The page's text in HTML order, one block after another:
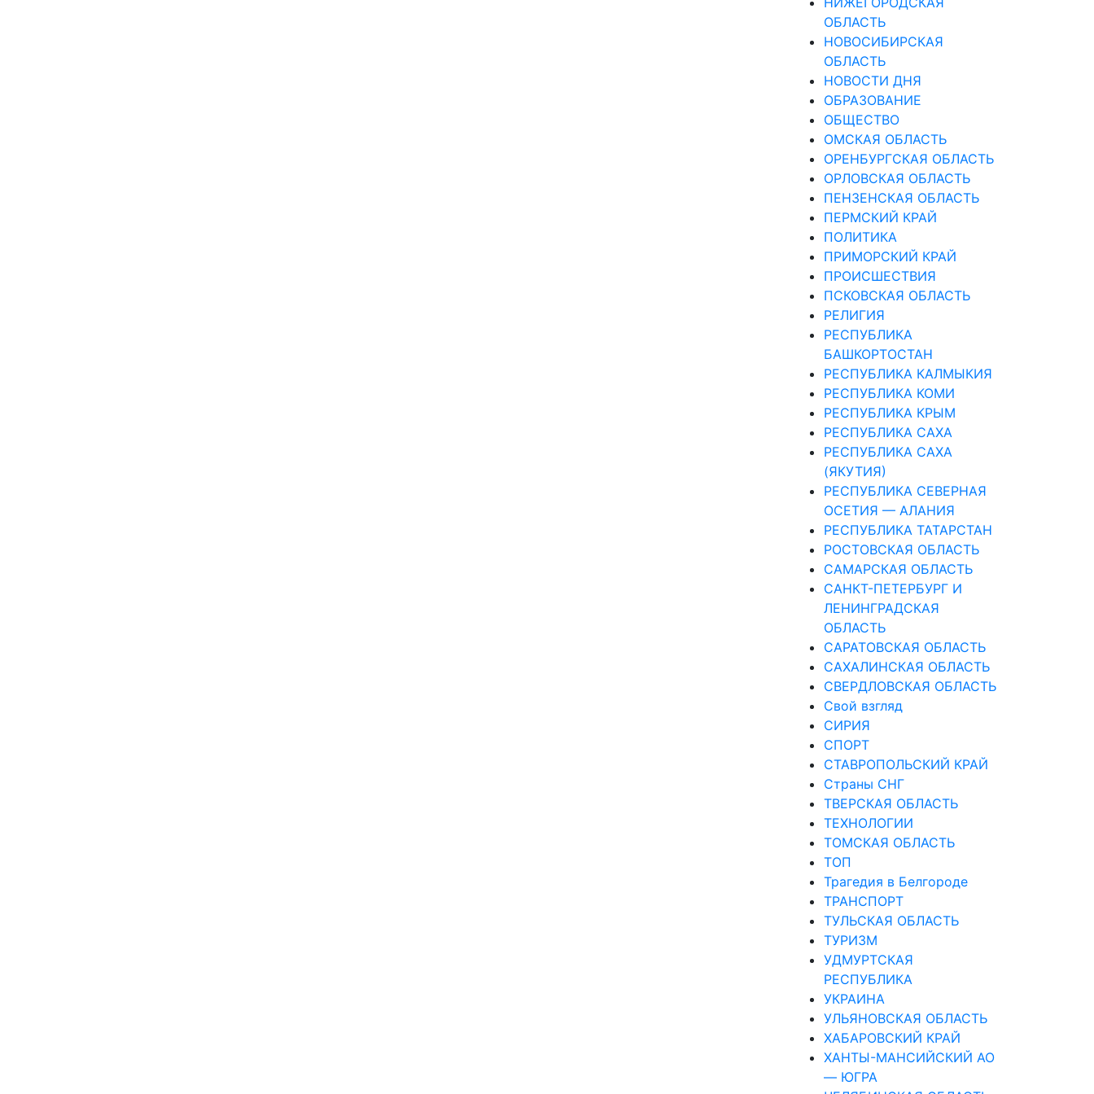
ОБЛАСТЬ
НОВОСИБИРСКАЯ
ОБЛАСТЬ
НОВОСТИ ДНЯ
ОБРАЗОВАНИЕ
ОБЩЕСТВО
ОМСКАЯ ОБЛАСТЬ
ОРЕНБУРГСКАЯ ОБЛАСТЬ
ОРЛОВСКАЯ ОБЛАСТЬ
ПЕНЗЕНСКАЯ ОБЛАСТЬ
ПЕРМСКИЙ КРАЙ
ПОЛИТИКА
ПРИМОРСКИЙ КРАЙ
ПРОИСШЕСТВИЯ
ПСКОВСКАЯ ОБЛАСТЬ
РЕЛИГИЯ
РЕСПУБЛИКА
БАШКОРТОСТАН
РЕСПУБЛИКА КАЛМЫКИЯ
РЕСПУБЛИКА КОМИ
РЕСПУБЛИКА КРЫМ
РЕСПУБЛИКА САХА
РЕСПУБЛИКА САХА
(ЯКУТИЯ)
РЕСПУБЛИКА СЕВЕРНАЯ
ОСЕТИЯ — АЛАНИЯ
РЕСПУБЛИКА ТАТАРСТАН
РОСТОВСКАЯ ОБЛАСТЬ
САМАРСКАЯ ОБЛАСТЬ
САНКТ-ПЕТЕРБУРГ И
ЛЕНИНГРАДСКАЯ
ОБЛАСТЬ
САРАТОВСКАЯ ОБЛАСТЬ
САХАЛИНСКАЯ ОБЛАСТЬ
СВЕРДЛОВСКАЯ ОБЛАСТЬ
Свой взгляд
СИРИЯ
СПОРТ
СТАВРОПОЛЬСКИЙ КРАЙ
Страны СНГ
ТВЕРСКАЯ ОБЛАСТЬ
ТЕХНОЛОГИИ
ТОМСКАЯ ОБЛАСТЬ
ТОП
Трагедия в Белгороде
ТРАНСПОРТ
ТУЛЬСКАЯ ОБЛАСТЬ
ТУРИЗМ
УДМУРТСКАЯ
РЕСПУБЛИКА
УКРАИНА
УЛЬЯНОВСКАЯ ОБЛАСТЬ
ХАБАРОВСКИЙ КРАЙ
ХАНТЫ-МАНСИЙСКИЙ АО
— ЮГРА